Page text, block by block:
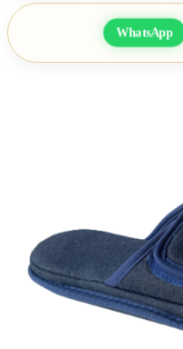
WhatsApp